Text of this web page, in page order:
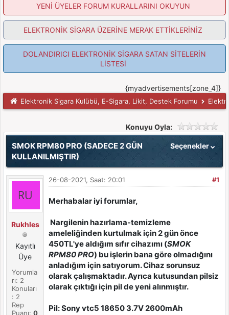
YENİ ÜYELER FORUM KURALLARINI OKUYUN
ELEKTRONİK SİGARA ÜZERİNE MERAK ETTİKLERİNİZ
DOLANDIRICI ELEKTRONİK SİGARA SATAN SİTELERİN
LİSTESİ
{myadvertisements[zone_4]}
Elektronik Sigara Kulübü, E-Sigara, Likit, Destek Forumu
Konuyu Oyla:
Seçenekler
SMOK RPM80 PRO (SADECE 2 GÜN
KULLANILMIŞTIR)
Rukhles
Kayıtlı
Üye
Yorumla
rı: 2
Konuları
: 2
Rep
Puanı:0
#1
26-08-2021, Saat: 20:01
Merhabalar iyi forumlar,
Nargilenin hazırlama-temizleme
ameleliğinden kurtulmak için 2 gün önce
450TL'ye aldığım sıfır cihazımı (SMOK
RPM80 PRO) bu işlerin bana göre olmadığını
anladığım için satıyorum. Cihaz sorunsuz
olarak çalışmaktadır. Ayrıca kutusundan pilsiz
olarak çıktığı için pil de yeni alınmıştır.
Pil: Sony vtc5 18650 3.7V 2600mAh